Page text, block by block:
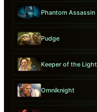
Phantom Assassin
Pudge
Keeper of the Light
Omniknight